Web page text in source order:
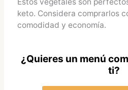
keto. Considera comprarlos
comodidad y economía.
¿Quieres un menú
ti?